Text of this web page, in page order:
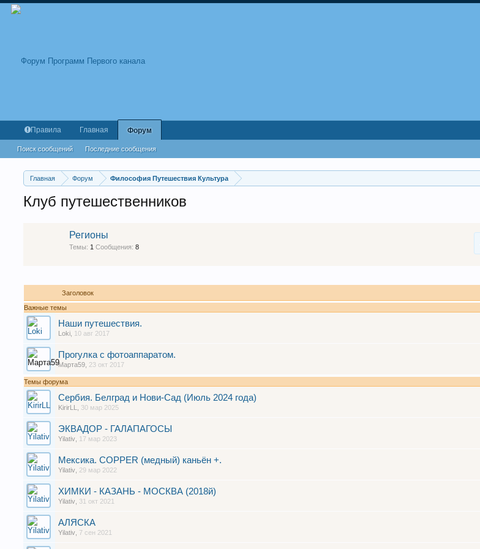
Главная Форум Философия Путешествия Культура
Клуб путешественников
Регионы
Темы: 1 Сообщения: 8
Заголовок
Важные темы
Наши путешествия.
Loki 10 авг 2017
Прогулка с фотоаппаратом.
Марта59 23 окт 2017
Темы форума
Сербия. Белград и Нови-Сад (Июль 2024 года)
KirirLL 30 мар 2025
ЭКВАДОР - ГАЛАПАГОСЫ
Yilativ 17 мар 2023
Мексика. COPPER (медный) каньён +.
Yilativ 29 мар 2022
ХИМКИ - КАЗАНЬ - МОСКВА (2018й)
Yilativ 31 окт 2021
АЛЯСКА
Yilativ 7 сен 2021
Правила Главная Форум
Поиск сообщений Последние сообщения